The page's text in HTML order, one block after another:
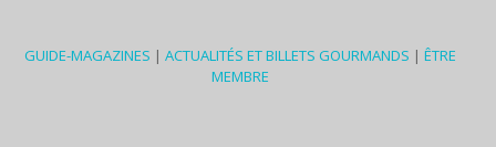
GUIDE-MAGAZINES | ACTUALITÉS ET BILLETS GOURMANDS | ÊTRE
MEMBRE